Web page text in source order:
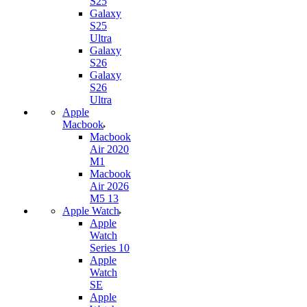
Galaxy
S25
Ultra
Galaxy
S26
Galaxy
S26
Ultra
Apple
Macbook
Macbook
Air 2020
M1
Macbook
Air 2026
M5 13
Apple Watch
Apple
Watch
Series 10
Apple
Watch
SE
Apple